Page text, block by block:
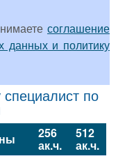
соглашение
данных и политику
по
256
ак.ч.
512
ак.ч.